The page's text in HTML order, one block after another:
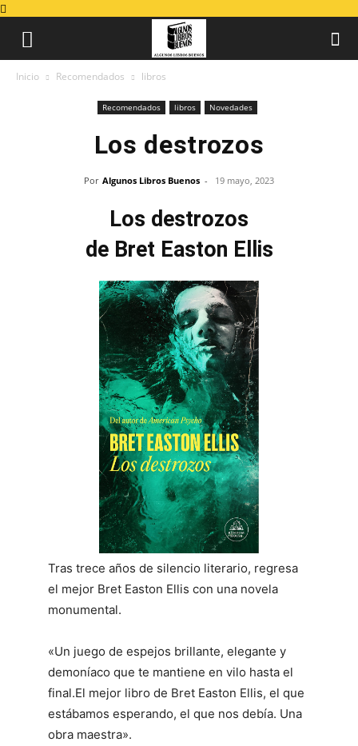
Inicio Recomendados libros
Recomendados libros Novedades
Los destrozos
Por Algunos Libros Buenos - 19 mayo, 2023
Los destrozos
de Bret Easton Ellis
Tras trece años de silencio literario, regresa
el mejor Bret Easton Ellis con una novela
monumental.
«Un juego de espejos brillante, elegante y
demoníaco que te mantiene en vilo hasta el
final.El mejor libro de Bret Easton Ellis, el que
estábamos esperando, el que nos debía. Una
obra maestra».